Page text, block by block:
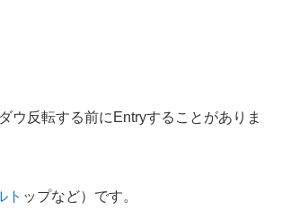
ウ反転する前にEntryすることがありま
ト ップなど）です。